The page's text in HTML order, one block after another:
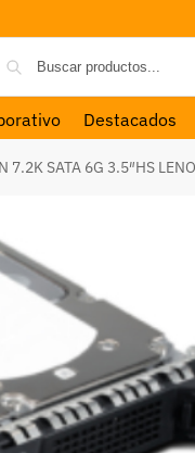
Destacados
7.2K SATA 6G 3.5″HS